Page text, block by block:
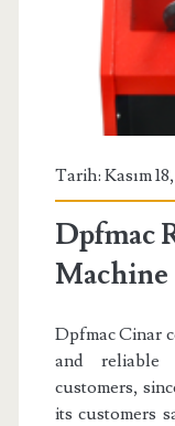
Tarih: Kasım
Dpfmac
Machine
Dpfmac Cinar
and
customers,
its customers